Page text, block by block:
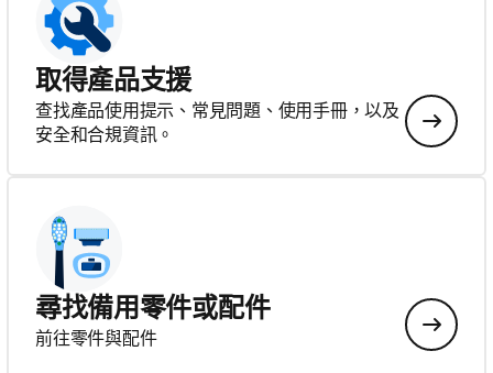
取得產品支援
查找產品使用提示、常見問題、使用手冊，以及
安全和合規資訊。
尋找備用零件或配件
前往零件與配件